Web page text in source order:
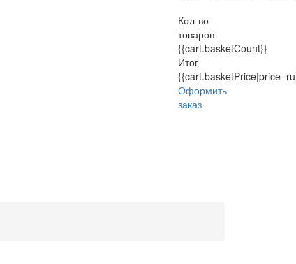
Кол-во
товаров
{{cart.basketCount}}
Итог
Оформить
заказ